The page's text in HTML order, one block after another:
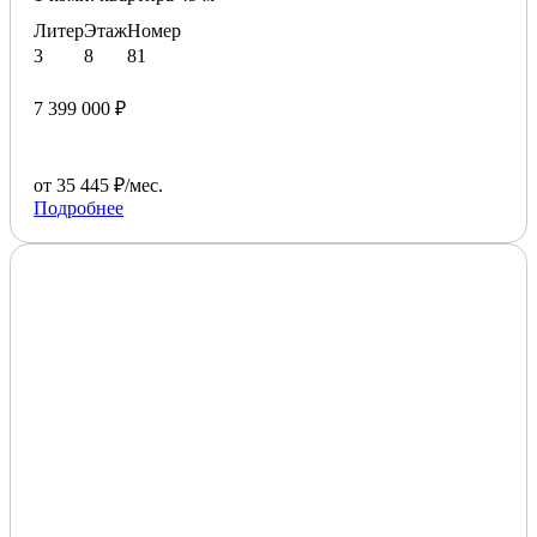
Литер
3
Этаж
8
Номер
81
7 399 000 ₽
от 35 445 ₽/мес.
Подробнее